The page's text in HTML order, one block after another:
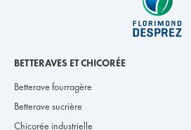
BETTERAVES ET CHICORÉE
Betterave fourragère
Betterave sucrière
Chicorée industrielle